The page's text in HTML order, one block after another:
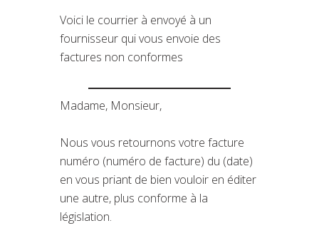
Voici le courrier à envoyé à un
fournisseur qui vous envoie des
factures non conformes
Madame, Monsieur,
Nous vous retournons votre facture
numéro (numéro de facture) du (date)
en vous priant de bien vouloir en éditer
une autre, plus conforme à la
législation.